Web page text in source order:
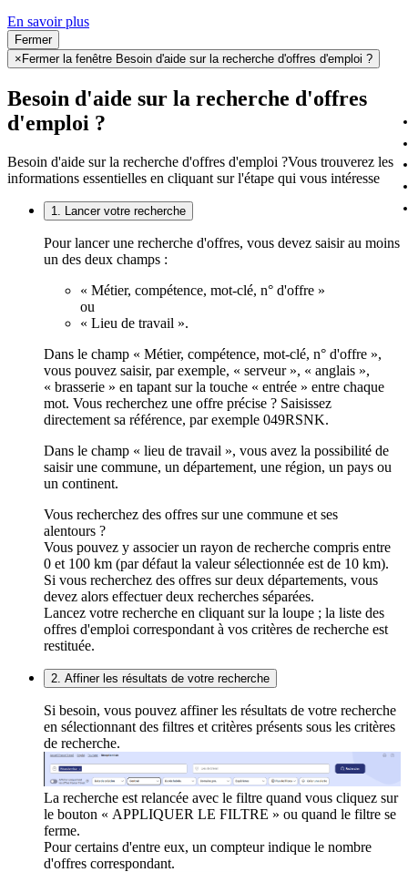
En savoir plus
Fermer
× Fermer la fenêtre Besoin d'aide sur la recherche d'offres d'emploi ?
Besoin d'aide sur la recherche d'offres
d'emploi ?
Besoin d'aide sur la recherche d'offres d'emploi ?Vous trouverez les
informations essentielles en cliquant sur l'étape qui vous intéresse
1. Lancer votre recherche
Pour lancer une recherche d'offres, vous devez saisir au moins
un des deux champs :
« Métier, compétence, mot-clé, n° d'offre »
ou
« Lieu de travail ».
Dans le champ « Métier, compétence, mot-clé, n° d'offre »,
vous pouvez saisir, par exemple, « serveur », « anglais »,
« brasserie » en tapant sur la touche « entrée » entre chaque
mot. Vous recherchez une offre précise ? Saisissez
directement sa référence, par exemple 049RSNK.
Dans le champ « lieu de travail », vous avez la possibilité de
saisir une commune, un département, une région, un pays ou
un continent.
Vous recherchez des offres sur une commune et ses
alentours ?
Vous pouvez y associer un rayon de recherche compris entre
0 et 100 km (par défaut la valeur sélectionnée est de 10 km).
Si vous recherchez des offres sur deux départements, vous
devez alors effectuer deux recherches séparées.
Lancez votre recherche en cliquant sur la loupe ; la liste des
offres d'emploi correspondant à vos critères de recherche est
restituée.
2. Affiner les résultats de votre recherche
Si besoin, vous pouvez affiner les résultats de votre recherche
en sélectionnant des filtres et critères présents sous les critères
de recherche.
La recherche est relancée avec le filtre quand vous cliquez sur
le bouton « APPLIQUER LE FILTRE » ou quand le filtre se
ferme.
Pour certains d'entre eux, un compteur indique le nombre
d'offres correspondant.